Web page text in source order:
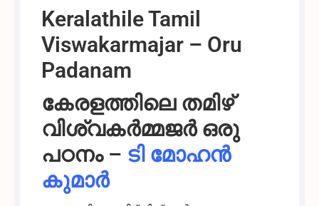
Keralathile Tamil
Viswakarmajar – Oru
Padanam
കേരളത്തിലെ തമിഴ്
വിശ്വകർമ്മജർ ഒരു
പഠനം – ടി മോഹൻ
കുമാർ